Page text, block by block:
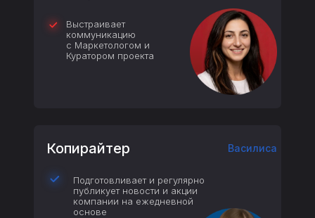
Василиса
Копирайтер
Подготовливает и регулярно
публикует новости и акции
компании на ежедневной
основе
Выстраивает
коммуникацию
с Маркетологом и
Куратором проекта